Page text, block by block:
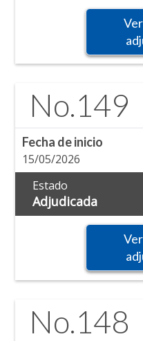
No.149
Fecha de inicio
15/05/2026
Estado
Adjudicada
No.148